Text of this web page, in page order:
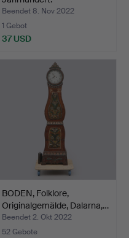
Beendet 8. Nov 2022
1 Gebot
37 USD
BODEN, Folklore,
Originalgemälde, Dalarna,…
Beendet 2. Okt 2022
52 Gebote